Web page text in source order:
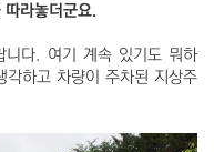
따라놓더군요.
니다. 여기 계속 있기도 뭐하
하고 차량이 주차된 지상주